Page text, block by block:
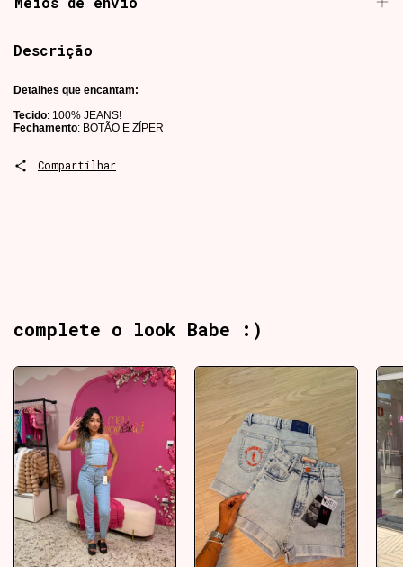
Descrição
Detalhes que encantam:
Tecido: 100% JEANS!
Fechamento: BOTÃO E ZÍPER
Compartilhar
complete o look Babe :)